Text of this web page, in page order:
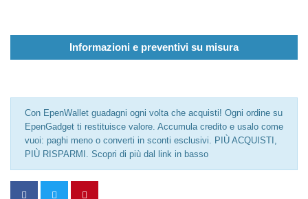
Informazioni e preventivi su misura
Con EpenWallet guadagni ogni volta che acquisti! Ogni ordine su
EpenGadget ti restituisce valore. Accumula credito e usalo come
vuoi: paghi meno o converti in sconti esclusivi. PIÙ ACQUISTI,
PIÙ RISPARMI. Scopri di più dal link in basso